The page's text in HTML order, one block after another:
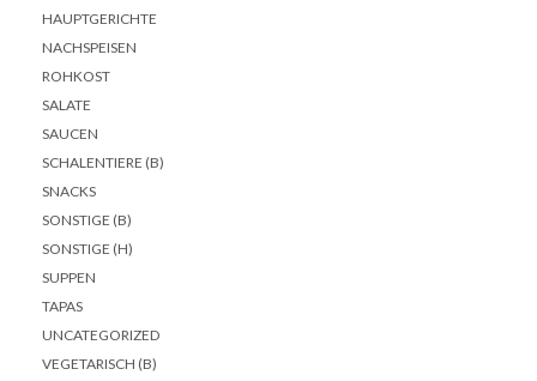
HAUPTGERICHTE
NACHSPEISEN
ROHKOST
SALATE
SAUCEN
SCHALENTIERE (B)
SNACKS
SONSTIGE (B)
SONSTIGE (H)
SUPPEN
TAPAS
UNCATEGORIZED
VEGETARISCH (B)